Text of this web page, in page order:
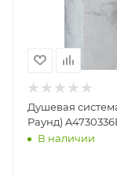
Душевая
Раунд)
В наличии